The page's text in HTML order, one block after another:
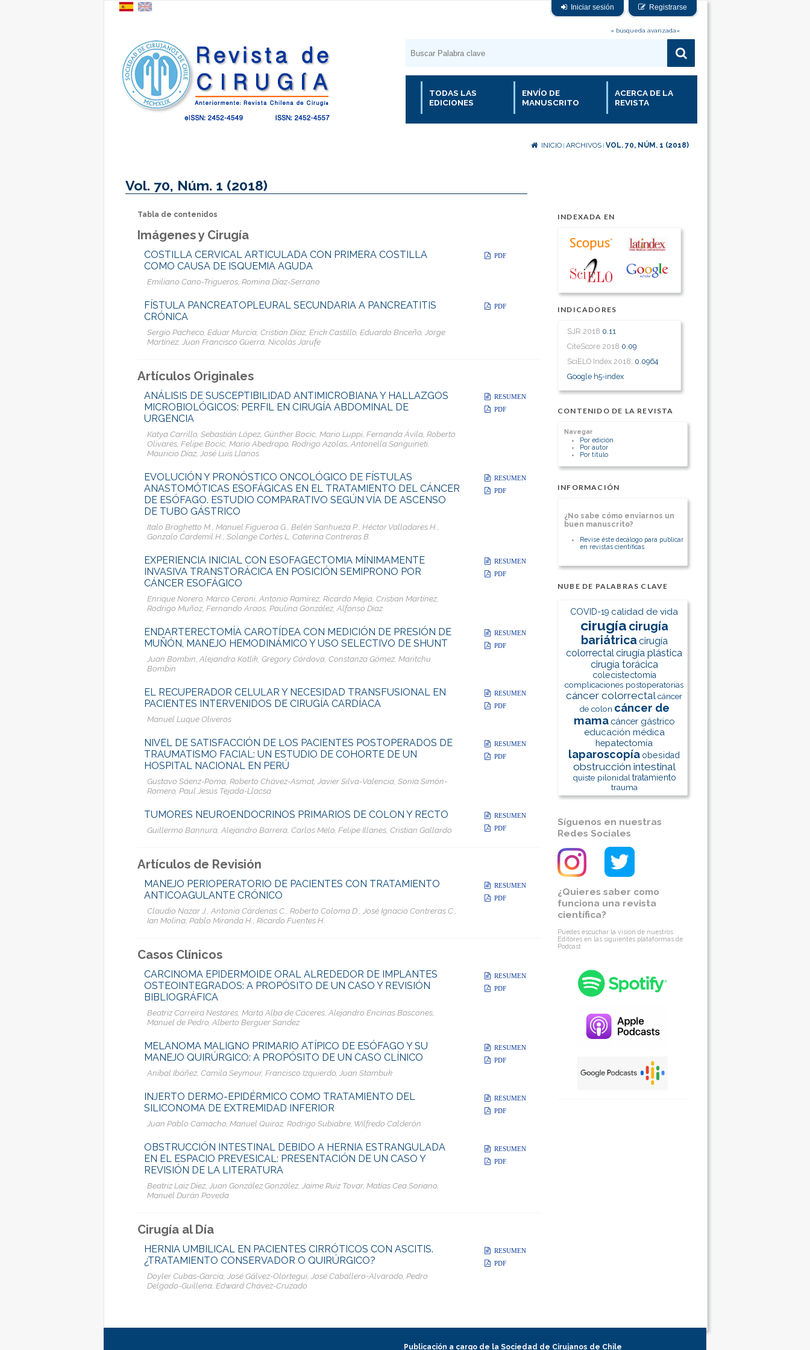
Iniciar sesión Registrarse
» búsqueda avanzada«
TODAS LAS
EDICIONES
ENVÍO DE
MANUSCRITO
ACERCA DE LA
REVISTA
INICIO ARCHIVOS VOL. 70, NÚM. 1 (2018)
INDEXADA EN
INDICADORES
SJR 2018 0.11
CiteScore 2018 0.09
SciELO Index 2018: 0.0964
Google h5-index
CONTENIDO DE LA REVISTA
Navegar
Por edición
Por autor
Por título
INFORMACIÓN
¿No sabe cómo enviarnos un
buen manuscrito?
Revise éste decálogo para publicar
en revistas científicas
NUBE DE PALABRAS CLAVE
COVID-19 calidad de vida
cirugía cirugía
bariátrica cirugía
colorrectalcirugía plástica
cirugía torácica
colecistectomía
complicaciones postoperatorias
cáncer colorrectalcáncer
de colon cáncer de
mama cáncer gástrico
educación médica
hepatectomía
laparoscopía obesidad
obstrucción intestinal
quiste pilonidal tratamiento
trauma
Síguenos en nuestras
Redes Sociales
¿Quieres saber como
funciona una revista
científica?
Puedes escuchar la visión de nuestros
Editores en las siguientes plataformas de
Podcast
Vol. 70, Núm. 1 (2018)
Tabla de contenidos
Imágenes y Cirugía
COSTILLA CERVICAL ARTICULADA CON PRIMERA COSTILLA
COMO CAUSA DE ISQUEMIA AGUDA
Emiliano Cano-Trigueros, Romina Díaz-Serrano
PDF
FÍSTULA PANCREATOPLEURAL SECUNDARIA A PANCREATITIS
CRÓNICA
Sergio Pacheco, Eduar Murcia, Cristian Díaz, Erick Castillo, Eduardo Briceño, Jorge
Martínez, Juan Francisco Guerra, Nicolás Jarufe
PDF
Artículos Originales
ANÁLISIS DE SUSCEPTIBILIDAD ANTIMICROBIANA Y HALLAZGOS
MICROBIOLÓGICOS: PERFIL EN CIRUGÍA ABDOMINAL DE
URGENCIA
Katya Carrillo, Sebastián López, Günther Bocic, Mario Luppi, Fernanda Ávila, Roberto
Olivares, Felipe Bocic, Mario Abedrapo, Rodrigo Azolas, Antonella Sanguineti,
Mauricio Díaz, José Luis Llanos
RESUMEN
PDF
EVOLUCIÓN Y PRONÓSTICO ONCOLÓGICO DE FÍSTULAS
ANASTOMÓTICAS ESOFÁGICAS EN EL TRATAMIENTO DEL CÁNCER
DE ESÓFAGO. ESTUDIO COMPARATIVO SEGÚN VÍA DE ASCENSO
DE TUBO GÁSTRICO
Italo Braghetto M., Manuel Figueroa G., Belén Sanhueza P., Héctor Valladares H.,
Gonzalo Cardemil H., Solange Cortés L, Caterina Contreras B.
RESUMEN
PDF
EXPERIENCIA INICIAL CON ESOFAGECTOMIA MÍNIMAMENTE
INVASIVA TRANSTORÁCICA EN POSICIÓN SEMIPRONO POR
CÁNCER ESOFÁGICO
Enrique Norero, Marco Ceroni, Antonio Ramírez, Ricardo Mejía, Cristian Martínez,
Rodrigo Muñoz, Fernando Araos, Paulina González, Alfonso Díaz
RESUMEN
PDF
ENDARTERECTOMÍA CAROTÍDEA CON MEDICIÓN DE PRESIÓN DE
MUÑÓN, MANEJO HEMODINÁMICO Y USO SELECTIVO DE SHUNT
Juan Bombin, Alejandro Kotlik, Gregory Córdova, Constanza Gómez, Maritchu
Bombin
RESUMEN
PDF
EL RECUPERADOR CELULAR Y NECESIDAD TRANSFUSIONAL EN
PACIENTES INTERVENIDOS DE CIRUGÍA CARDÍACA
Manuel Luque Oliveros
RESUMEN
PDF
NIVEL DE SATISFACCIÓN DE LOS PACIENTES POSTOPERADOS DE
TRAUMATISMO FACIAL: UN ESTUDIO DE COHORTE DE UN
HOSPITAL NACIONAL EN PERÚ
Gustavo Sáenz-Poma, Roberto Chávez-Asmat, Javier Silva-Valencia, Sonia Simón-
Romero, Paul Jesús Tejada-Llacsa
RESUMEN
PDF
TUMORES NEUROENDOCRINOS PRIMARIOS DE COLON Y RECTO
Guillermo Bannura, Alejandro Barrera, Carlos Melo, Felipe Illanes, Cristian Gallardo
RESUMEN
PDF
Artículos de Revisión
MANEJO PERIOPERATORIO DE PACIENTES CON TRATAMIENTO
ANTICOAGULANTE CRÓNICO
Claudio Nazar J., Antonia Cárdenas C., Roberto Coloma D., José Ignacio Contreras C.,
Ian Molina, Pablo Miranda H., Ricardo Fuentes H.
RESUMEN
PDF
Casos Clínicos
CARCINOMA EPIDERMOIDE ORAL ALREDEDOR DE IMPLANTES
OSTEOINTEGRADOS: A PROPÓSITO DE UN CASO Y REVISIÓN
BIBLIOGRÁFICA
Beatriz Carreira Nestares, Marta Alba de Cáceres, Alejandro Encinas Bascones,
Manuel de Pedro, Alberto Berguer Sandez
RESUMEN
PDF
MELANOMA MALIGNO PRIMARIO ATÍPICO DE ESÓFAGO Y SU
MANEJO QUIRÚRGICO: A PROPÓSITO DE UN CASO CLÍNICO
Aníbal Ibáñez, Camila Seymour, Francisco Izquierdo, Juan Stambuk
RESUMEN
PDF
INJERTO DERMO-EPIDÉRMICO COMO TRATAMIENTO DEL
SILICONOMA DE EXTREMIDAD INFERIOR
Juan Pablo Camacho, Manuel Quiroz, Rodrigo Subiabre, Wilfredo Calderón
RESUMEN
PDF
OBSTRUCCIÓN INTESTINAL DEBIDO A HERNIA ESTRANGULADA
EN EL ESPACIO PREVESICAL: PRESENTACIÓN DE UN CASO Y
REVISIÓN DE LA LITERATURA
Beatriz Laiz Díez, Juan González González, Jaime Ruiz Tovar, Matías Cea Soriano,
Manuel Durán Poveda
RESUMEN
PDF
Cirugía al Día
HERNIA UMBILICAL EN PACIENTES CIRRÓTICOS CON ASCITIS.
¿TRATAMIENTO CONSERVADOR O QUIRÚRGICO?
Doyler Cubas-García, José Gálvez-Olortegui, José Caballero-Alvarado, Pedro
Delgado-Guillena, Edward Chávez-Cruzado
RESUMEN
PDF
Publicación a cargo de la Sociedad de Cirujanos de Chile